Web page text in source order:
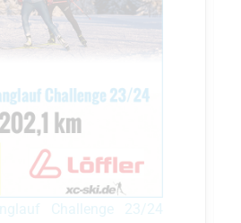
Challenge 23/24